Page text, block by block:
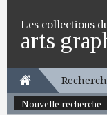
Les collections
arts
Nouvelle recherche